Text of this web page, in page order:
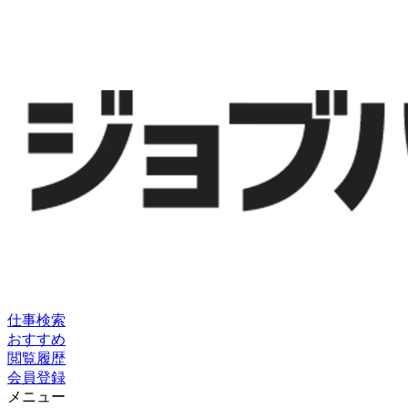
仕事検索
おすすめ
閲覧履歴
会員登録
メニュー